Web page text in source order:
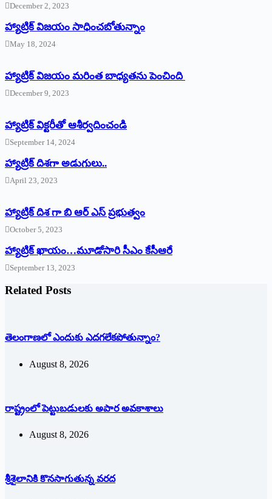
December 2, 2023
హ్యాట్రిక్‌ విజయం సాధించబోతున్నాం
May 18, 2024
హ్యాట్రిక్ విజయం మరింత బాధ్యతను పెంచింది
December 9, 2023
హ్యాట్రిక్‌ ‌విక్టరీతో ఆశీర్వదించండి
September 14, 2024
‌హ్యాట్రిక్‌ ‌దిశగా అడుగులు..
April 23, 2023
హ్యాట్రిక్ దిశ గా బి ఆర్ ఎస్ ప్రభుత్వం
October 5, 2023
హ్యాట్రిక్‌ ‌ఖాయం…మూడోసారి సీఎం కేసీఆరే
September 13, 2023
Related Posts
తెలంగాణలో ఎందుకు ఎదగలేకపోతున్నాం?
August 8, 2026
రాష్ట్రంలో పెట్టుబడులకు అపార అవకాశాలు
August 8, 2026
శ్రీశైలానికి కొనసాగుతున్న వరద